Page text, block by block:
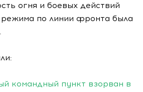
огня и боевых действий
по линии фронта была
командный пункт взорван в